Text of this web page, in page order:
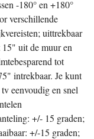
-180° en +180°
verschillende
uittrekbaar
15" uit de muur en
tot
intrekbaar. Je kunt
eenvoudig en snel
+/- 15 graden;
+/-15 graden;